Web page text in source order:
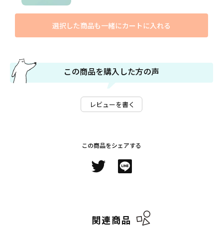
選択した商品も一緒にカートに入れる
この商品を購入した方の声
レビューを書く
この商品をシェアする
関連商品